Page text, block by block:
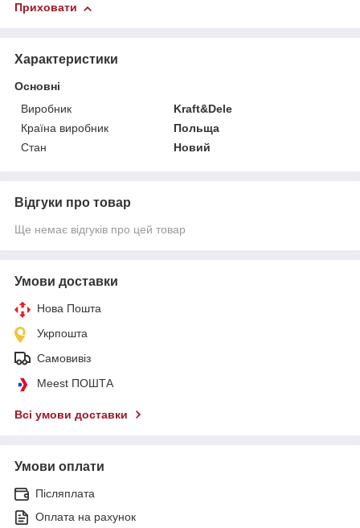
Приховати
Характеристики
Основні
Виробник
Kraft&Dele
Країна виробник
Польща
Стан
Новий
Відгуки про товар
Ще немає відгуків про цей товар
Умови доставки
Нова Пошта
Укрпошта
Самовивіз
Meest ПОШТА
Всі умови доставки
Умови оплати
Післяплата
Оплата на рахунок